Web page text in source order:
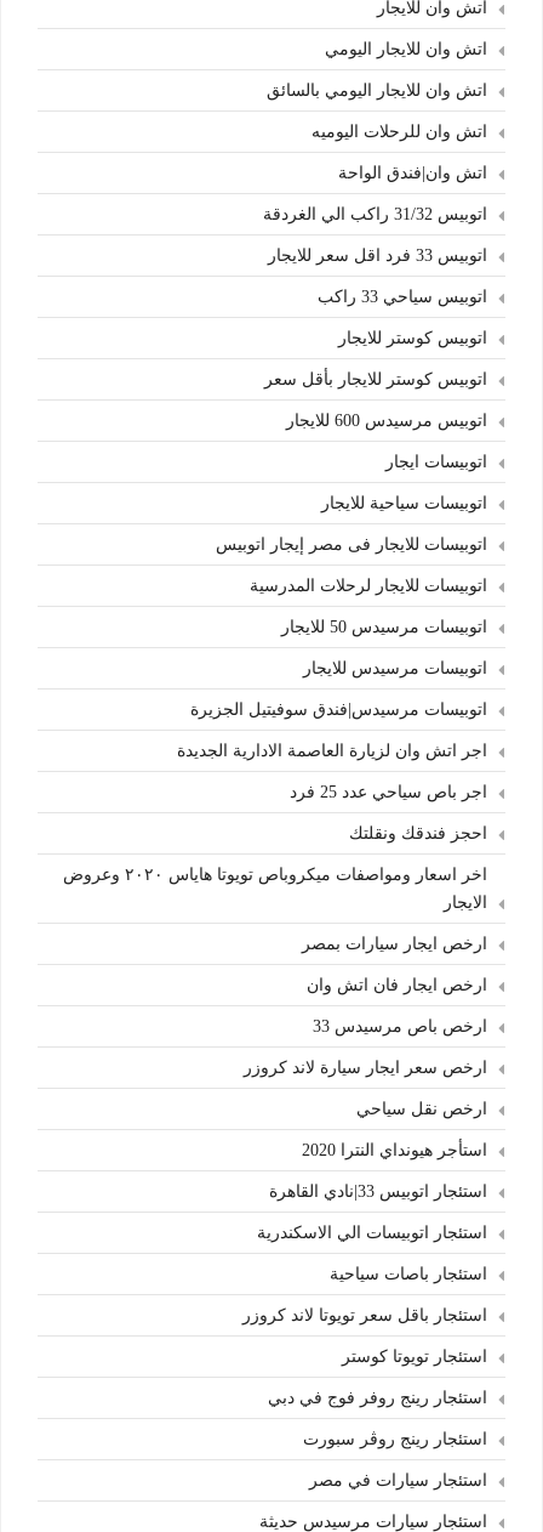
اتش وان للايجار
اتش وان للايجار اليومي
اتش وان للايجار اليومي بالسائق
اتش وان للرحلات اليوميه
اتش وان|فندق الواحة
اتوبيس 31/32 راكب الي الغردقة
اتوبيس 33 فرد اقل سعر للايجار
اتوبيس سياحي 33 راكب
اتوبيس كوستر للايجار
اتوبيس كوستر للايجار بأقل سعر
اتوبيس مرسيدس 600 للايجار
اتوبيسات ايجار
اتوبيسات سياحية للايجار
اتوبيسات للايجار فى مصر إيجار اتوبيس
اتوبيسات للايجار لرحلات المدرسية
اتوبيسات مرسيدس 50 للايجار
اتوبيسات مرسيدس للايجار
اتوبيسات مرسيدس|فندق سوفيتيل الجزيرة
اجر اتش وان لزيارة العاصمة الادارية الجديدة
اجر باص سياحي عدد 25 فرد
احجز فندقك ونقلتك
اخر اسعار ومواصفات ميكروباص تويوتا هاياس ٢٠٢٠ وعروض
الايجار
ارخص ايجار سيارات بمصر
ارخص ايجار فان اتش وان
ارخص باص مرسيدس 33
ارخص سعر ايجار سيارة لاند كروزر
ارخص نقل سياحي
استأجر هيونداي النترا 2020
استئجار اتوبيس 33|نادي القاهرة
استئجار اتوبيسات الي الاسكندرية
استئجار باصات سياحية
استئجار باقل سعر تويوتا لاند كروزر
استئجار تويوتا كوستر
استئجار رينج روفر فوج في دبي
استئجار رينج روڤر سبورت
استئجار سيارات في مصر
استئجار سيارات مرسيدس حديثة